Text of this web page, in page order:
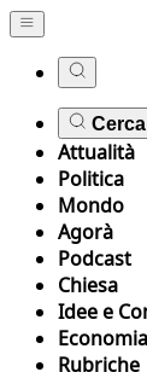
Cerca
Attualità
Politica
Mondo
Agorà
Podcast
Chiesa
Idee e
Economia
Rubriche